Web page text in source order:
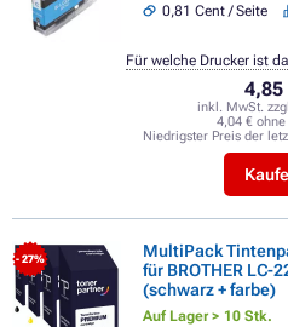
0,81 Cent / Seite
4,85
inkl. MwSt.
4,04 €
Niedrigster Preis der
Für welche Drucker ist
- 27%
MultiPack
für BROTHER LC-
(schwarz + farbe)
Auf Lager > 10 Stk.